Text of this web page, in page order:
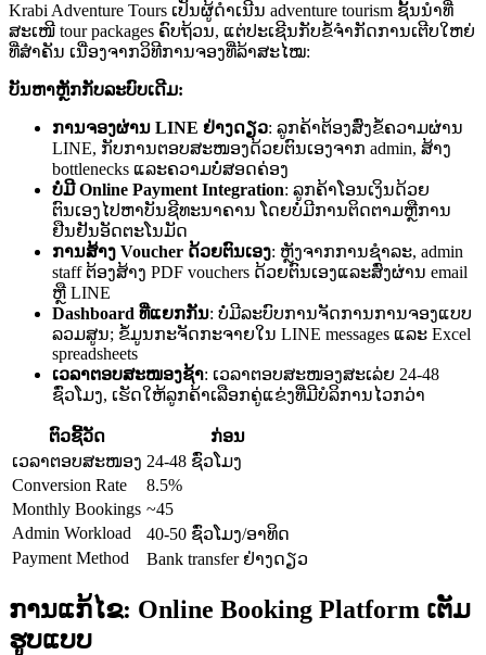
Krabi Adventure Tours ເປັນຜູ້ດຳເນີນ adventure tourism ຊັ້ນນຳທີ່
ສະເໜີ tour packages ຄົບຖ້ວນ, ແຕ່ປະເຊີນກັບຂໍ້ຈຳກັດການເຕີບໃຫຍ່
ທີ່ສຳຄັນ ເນື່ອງຈາກວິທີການຈອງທີ່ລ້າສະໄໝ:
ບັນຫາຫຼັກກັບລະບົບເດີມ:
ການຈອງຜ່ານ LINE ຢ່າງດຽວ: ລູກຄ້າຕ້ອງສົ່ງຂໍ້ຄວາມຜ່ານ
LINE, ກັບການຕອບສະໜອງດ້ວຍຕົນເອງຈາກ admin, ສ້າງ
bottlenecks ແລະຄວາມບໍ່ສອດຄ່ອງ
ບໍ່ມີ Online Payment Integration: ລູກຄ້າໂອນເງິນດ້ວຍ
ຕົນເອງໄປຫາບັນຊີທະນາຄານ ໂດຍບໍ່ມີການຕິດຕາມຫຼືການ
ຢືນຢັນອັດຕະໂນມັດ
ການສ້າງ Voucher ດ້ວຍຕົນເອງ: ຫຼັງຈາກການຊຳລະ, admin
staff ຕ້ອງສ້າງ PDF vouchers ດ້ວຍຕົນເອງແລະສົ່ງຜ່ານ email
ຫຼື LINE
Dashboard ທີ່ແຍກກັນ: ບໍ່ມີລະບົບການຈັດການການຈອງແບບ
ລວມສູນ; ຂໍ້ມູນກະຈັດກະຈາຍໃນ LINE messages ແລະ Excel
spreadsheets
ເວລາຕອບສະໜອງຊ້າ: ເວລາຕອບສະໜອງສະເລ່ຍ 24-48
ຊົ່ວໂມງ, ເຮັດໃຫ້ລູກຄ້າເລືອກຄູ່ແຂ່ງທີ່ມີບໍລິການໄວກວ່າ
ຕົວຊີ້ວັດ
ກ່ອນ
ເວລາຕອບສະໜອງ 24-48 ຊົ່ວໂມງ
Conversion Rate
8.5%
Monthly Bookings ~45
Admin Workload
40-50 ຊົ່ວໂມງ/ອາທິດ
Payment Method
Bank transfer ຢ່າງດຽວ
ການແກ້ໄຂ: Online Booking Platform ເຕັມ
ຮູບແບບ